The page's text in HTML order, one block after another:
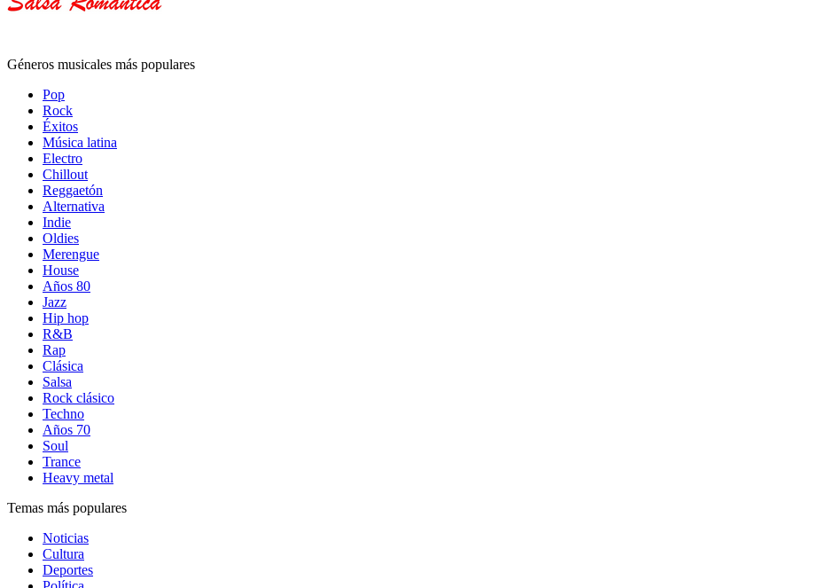
Géneros musicales más populares
Pop
Rock
Éxitos
Música latina
Electro
Chillout
Reggaetón
Alternativa
Indie
Oldies
Merengue
House
Años 80
Jazz
Hip hop
R&B
Rap
Clásica
Salsa
Rock clásico
Techno
Años 70
Soul
Trance
Heavy metal
Temas más populares
Noticias
Cultura
Deportes